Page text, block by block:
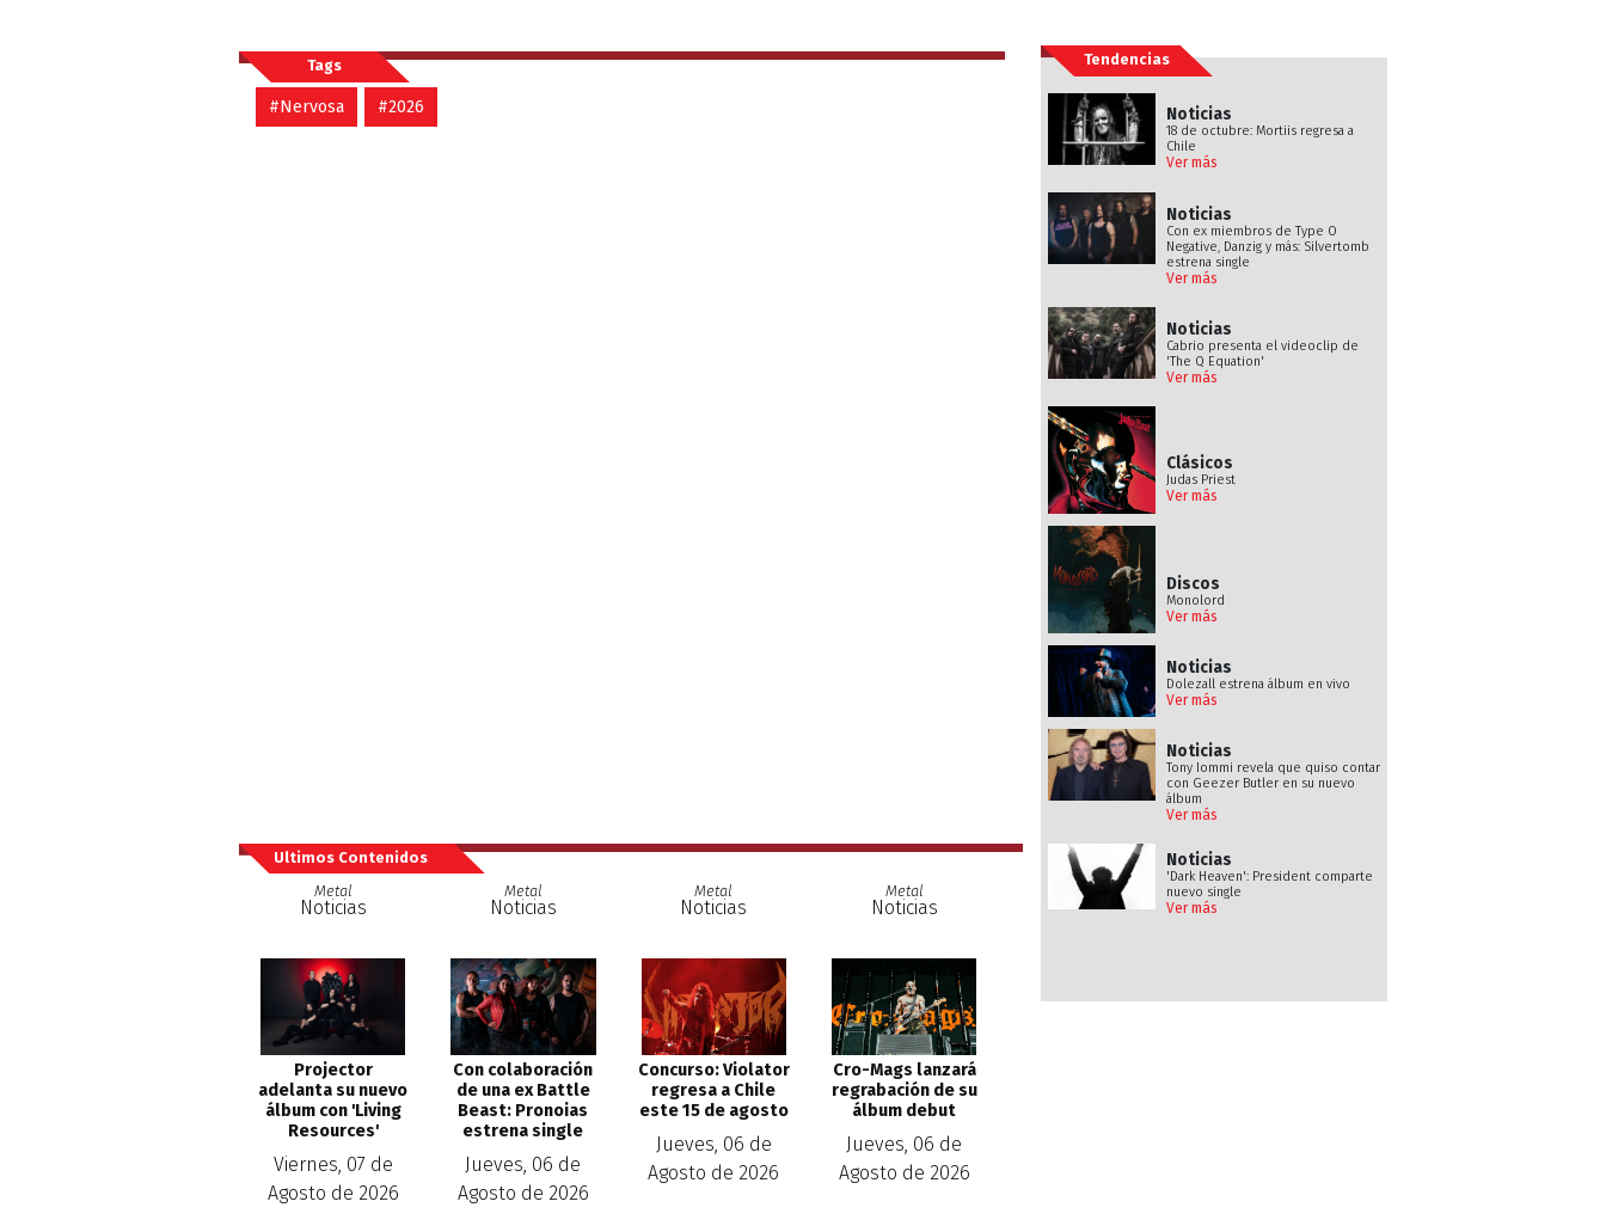
Tags
#Nervosa #2026
Ultimos Contenidos
Metal
Noticias
Projector
adelanta su nuevo
álbum con 'Living
Resources'
Viernes, 07 de
Agosto de 2026
Metal
Noticias
Con colaboración
de una ex Battle
Beast: Pronoias
estrena single
Jueves, 06 de
Agosto de 2026
Metal
Noticias
Concurso: Violator
regresa a Chile
este 15 de agosto
Jueves, 06 de
Agosto de 2026
Metal
Noticias
Cro-Mags lanzará
regrabación de su
álbum debut
Jueves, 06 de
Agosto de 2026
Tendencias
Noticias
18 de octubre: Mortiis regresa a
Chile
Ver más
Noticias
Con ex miembros de Type O
Negative, Danzig y más: Silvertomb
estrena single
Ver más
Noticias
Cabrio presenta el videoclip de
'The Q Equation'
Ver más
Clásicos
Judas Priest
Ver más
Discos
Monolord
Ver más
Noticias
Dolezall estrena álbum en vivo
Ver más
Noticias
Tony Iommi revela que quiso contar
con Geezer Butler en su nuevo
álbum
Ver más
Noticias
'Dark Heaven': President comparte
nuevo single
Ver más